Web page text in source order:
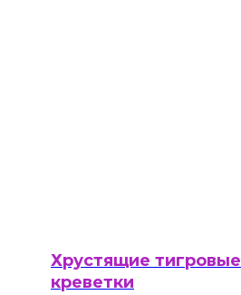
Хрустящие тигровые
креветки